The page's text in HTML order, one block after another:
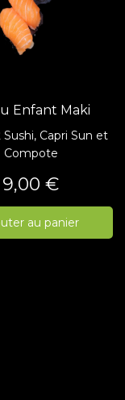
Enfant Maki
Sushi, Capri Sun et
Compote
Prix
9,00 €
au panier